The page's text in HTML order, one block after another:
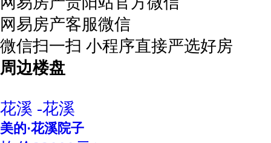
网易房产客服微信
微信扫一扫 小程序直接严选好房
周边楼盘
花溪 -花溪
美的·花溪院子